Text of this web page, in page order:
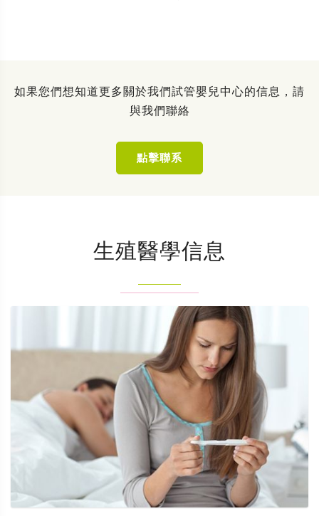
如果您們想知道更多關於我們試管嬰兒中心的信息，請
與我們聯絡
點擊聯系
生殖醫學信息